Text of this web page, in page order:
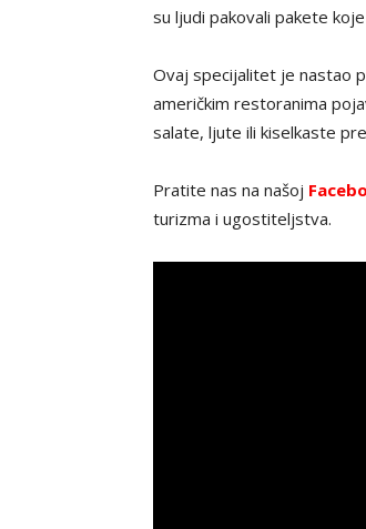
su ljudi pakovali pakete
Ovaj specijalitet je nastao
američkim restoranima
salate, ljute ili kiselkaste
Pratite nas na našoj
turizma i ugostiteljstva.